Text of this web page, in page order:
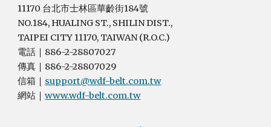
11170 台北市士林區華齡街184號
NO.184, HUALING ST., SHILIN DIST.,
TAIPEI CITY 11170, TAIWAN (R.O.C.)
電話
886-2-28807027
傳真
886-2-28807029
信箱
support@wdf-belt.com.tw
網站 ｜www.wdf-belt.com.tw